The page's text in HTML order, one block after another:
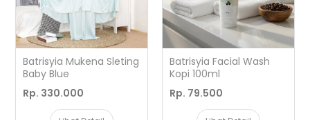
Batrisyia Mukena Sleting
Baby Blue
Rp. 330.000
Batrisyia Facial Wash
Kopi 100ml
Rp. 79.500